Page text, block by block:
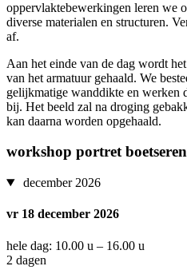
oppervlaktebewerkingen leren we
diverse materialen en structuren.
af.
Aan het einde van de dag wordt
van het armatuur gehaald. We
gelijkmatige wanddikte en werken
bij. Het beeld zal na droging
kan daarna worden opgehaald.
workshop portret boetseren
december 2026
vr 18 december 2026
hele dag: 10.00 u – 16.00 u
2 dagen